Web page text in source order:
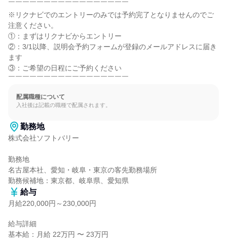
￣￣￣￣￣￣￣￣￣￣￣￣￣￣￣￣￣
※リクナビでのエントリーのみでは予約完了となりませんのでご
注意ください。
①：まずはリクナビからエントリー
②：3/1以降、説明会予約フォームが登録のメールアドレスに届き
ます
③：ご希望の日程にご予約ください
￣￣￣￣￣￣￣￣￣￣￣￣￣￣￣￣￣
配属職種について
入社後は記載の職種で配属されます。
勤務地
株式会社ソフトバリー
勤務地
名古屋本社、愛知・岐阜・東京の客先勤務場所
勤務候補地：東京都、岐阜県、愛知県
給与
月給220,000円～230,000円
給与詳細
基本給：月給 22万円 〜 23万円